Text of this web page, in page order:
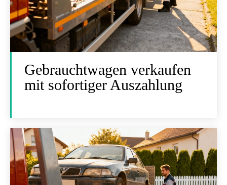
Gebrauchtwagen verkaufen
mit sofortiger Auszahlung